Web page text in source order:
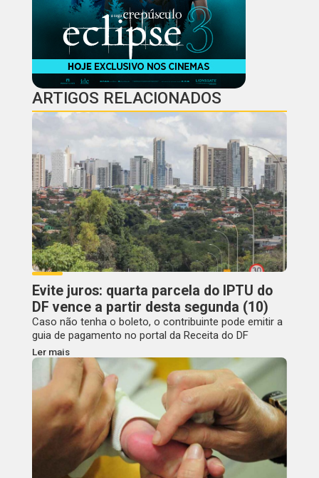
ARTIGOS RELACIONADOS
Evite juros: quarta parcela do IPTU do
DF vence a partir desta segunda (10)
Caso não tenha o boleto, o contribuinte pode emitir a
guia de pagamento no portal da Receita do DF
Ler mais